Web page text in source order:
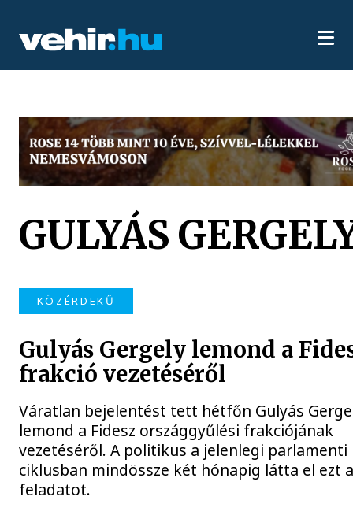
GULYÁS
KÖZÉRDEKŰ
Gulyás Gergely lemond a
frakció vezetéséről
Váratlan bejelentést tett hétfőn Gulyás
lemond a Fidesz országgyűlési frakciójának
vezetéséről. A politikus a jelenlegi parlamenti
ciklusban mindössze két hónapig látta el ezt
feladatot.